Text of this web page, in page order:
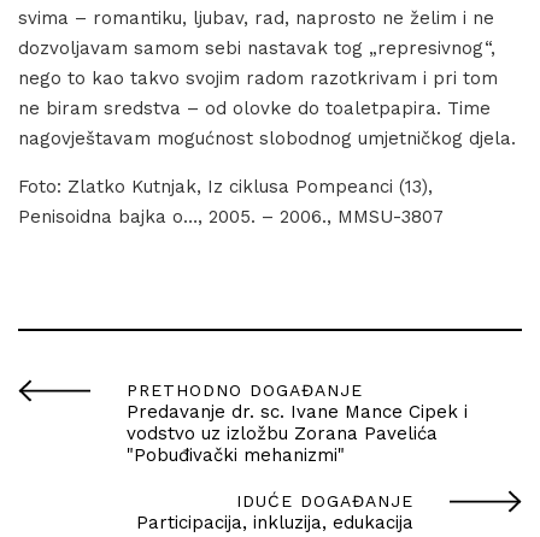
svima – romantiku, ljubav, rad, naprosto ne želim i ne
dozvoljavam samom sebi nastavak tog „represivnog“,
nego to kao takvo svojim radom razotkrivam i pri tom
ne biram sredstva – od olovke do toaletpapira. Time
nagovještavam mogućnost slobodnog umjetničkog djela.
Foto: Zlatko Kutnjak, Iz ciklusa Pompeanci (13),
Penisoidna bajka o…, 2005. – 2006., MMSU-3807
PRETHODNO DOGAĐANJE
Predavanje dr. sc. Ivane Mance Cipek i
vodstvo uz izložbu Zorana Pavelića
"Pobuđivački mehanizmi"
IDUĆE DOGAĐANJE
Participacija, inkluzija, edukacija